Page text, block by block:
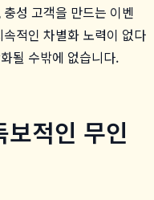
성 고객을 만드는 이벤
적인 차별화 노력이 없다
될 수밖에 없습니다.
적인 무인